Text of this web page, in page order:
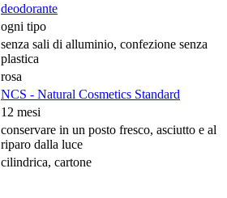
deodorante
ogni tipo
senza sali di alluminio, confezione senza
plastica
rosa
NCS - Natural Cosmetics Standard
12 mesi
conservare in un posto fresco, asciutto e al
riparo dalla luce
cilindrica, cartone